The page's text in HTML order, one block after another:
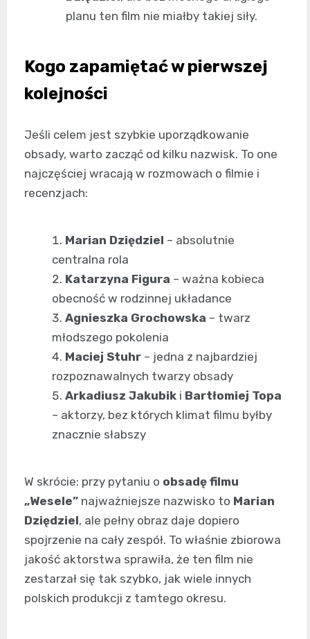
planu ten film nie miałby takiej siły.
Kogo zapamiętać w pierwszej
kolejności
Jeśli celem jest szybkie uporządkowanie
obsady, warto zacząć od kilku nazwisk. To one
najczęściej wracają w rozmowach o filmie i
recenzjach:
Marian Dziędziel – absolutnie
centralna rola
Katarzyna Figura – ważna kobieca
obecność w rodzinnej układance
Agnieszka Grochowska – twarz
młodszego pokolenia
Maciej Stuhr – jedna z najbardziej
rozpoznawalnych twarzy obsady
Arkadiusz Jakubik i Bartłomiej Topa
– aktorzy, bez których klimat filmu byłby
znacznie słabszy
W skrócie: przy pytaniu o obsadę filmu
„Wesele” najważniejsze nazwisko to Marian
Dziędziel, ale pełny obraz daje dopiero
spojrzenie na cały zespół. To właśnie zbiorowa
jakość aktorstwa sprawiła, że ten film nie
zestarzał się tak szybko, jak wiele innych
polskich produkcji z tamtego okresu.